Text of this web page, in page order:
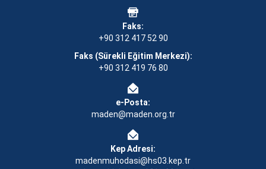
Faks:
+90 312 417 52 90
Faks (Sürekli Eğitim Merkezi):
+90 312 419 76 80
e-Posta:
maden@maden.org.tr
Kep Adresi:
madenmuhodasi@hs03.kep.tr